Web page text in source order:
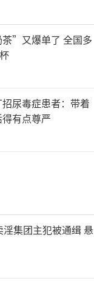
茶”又爆单了 全国多
尿毒症患者：带着
有点尊严
集团主犯被通缉 悬